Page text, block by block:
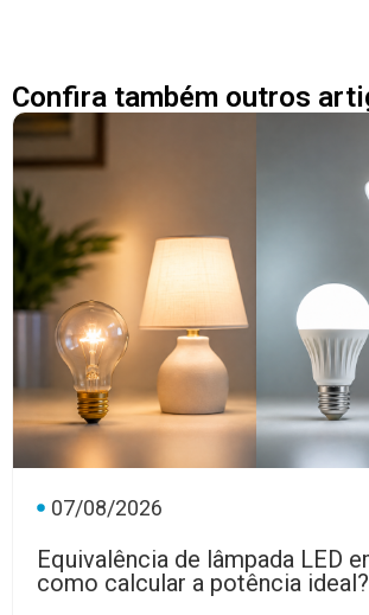
Confira também outros
07/08/2026
Equivalência de lâmpada LED
como calcular a potência ideal?